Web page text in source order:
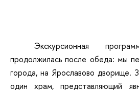
Экскурсионная
продолжилась после обеда: мы
города, на Ярославово дворище.
один храм, представляющий